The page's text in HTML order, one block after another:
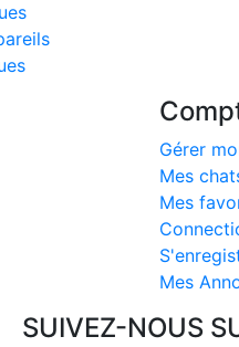
Gérer
Mes
Mes
Mes
SUIVEZ-NOUS